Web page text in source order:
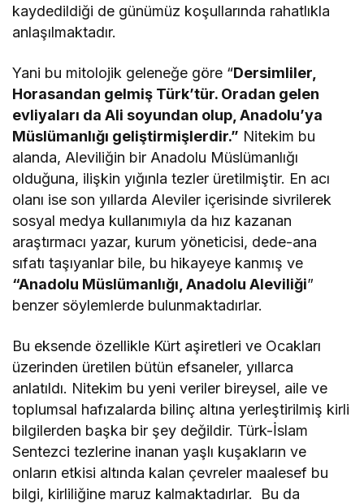
kaydedildiği de günümüz koşullarında rahatlıkla
anlaşılmaktadır.
Yani bu mitolojik geleneğe göre “Dersimliler,
Horasandan gelmiş Türk’tür. Oradan gelen
evliyaları da Ali soyundan olup, Anadolu’ya
Müslümanlığı geliştirmişlerdir.” Nitekim bu
alanda, Aleviliğin bir Anadolu Müslümanlığı
olduğuna, ilişkin yığınla tezler üretilmiştir. En acı
olanı ise son yıllarda Aleviler içerisinde sivrilerek
sosyal medya kullanımıyla da hız kazanan
araştırmacı yazar, kurum yöneticisi, dede-ana
sıfatı taşıyanlar bile, bu hikayeye kanmış ve
“Anadolu Müslümanlığı, Anadolu Aleviliği”
benzer söylemlerde bulunmaktadırlar.
Bu eksende özellikle Kürt aşiretleri ve Ocakları
üzerinden üretilen bütün efsaneler, yıllarca
anlatıldı. Nitekim bu yeni veriler bireysel, aile ve
toplumsal hafızalarda bilinç altına yerleştirilmiş kirli
bilgilerden başka bir şey değildir. Türk-İslam
Sentezci tezlerine inanan yaşlı kuşakların ve
onların etkisi altında kalan çevreler maalesef bu
bilgi, kirliliğine maruz kalmaktadırlar. Bu da